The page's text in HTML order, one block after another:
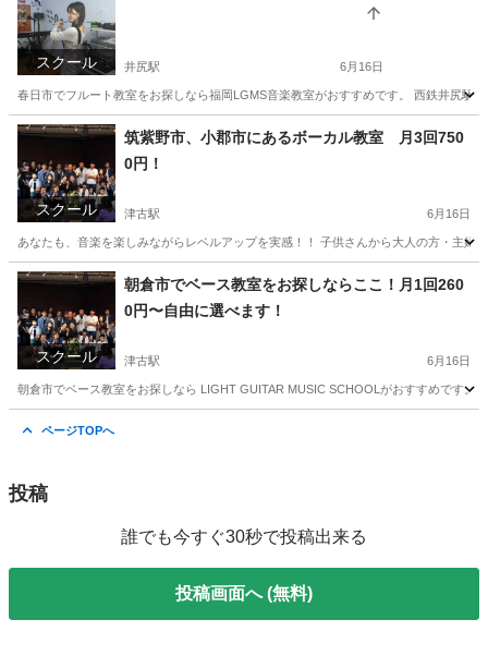
スクール 井尻駅 6月16日
春日市でフルート教室をお探しなら福岡LGMS音楽教室がおすすめです。 西鉄井尻駅
福岡 福岡市 井尻駅 フルート
スクール
筑紫野市、小郡市にあるボーカル教室 月3回750
0円！
津古駅 6月16日
あなたも、音楽を楽しみながらレベルアップを実感！！ 子供さんから大人の方・主
福岡 小郡市 津古駅 ボーカル レッスン
スクール
朝倉市でベース教室をお探しならここ！月1回260
0円〜自由に選べます！
津古駅 6月16日
朝倉市でベース教室をお探しなら LIGHT GUITAR MUSIC SCHOOLがおすすめです
ページTOPへ
投稿
誰でも今すぐ30秒で投稿出来る
投稿画面へ (無料)